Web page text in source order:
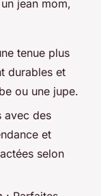
jean mom,
tenue plus
durables et
ou une jupe.
avec des
et
selon